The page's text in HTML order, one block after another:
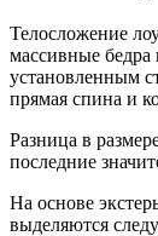
Телосложение
массивные бедра
установленным
прямая спина и
Разница в
последние
На основе
выделяются